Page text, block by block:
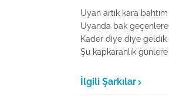
Uyan artık kara bahtım
Uyanda bak geçenlere
Kader diye diye geldik
Şu kapkaranlık günlere
İlgili Şarkılar